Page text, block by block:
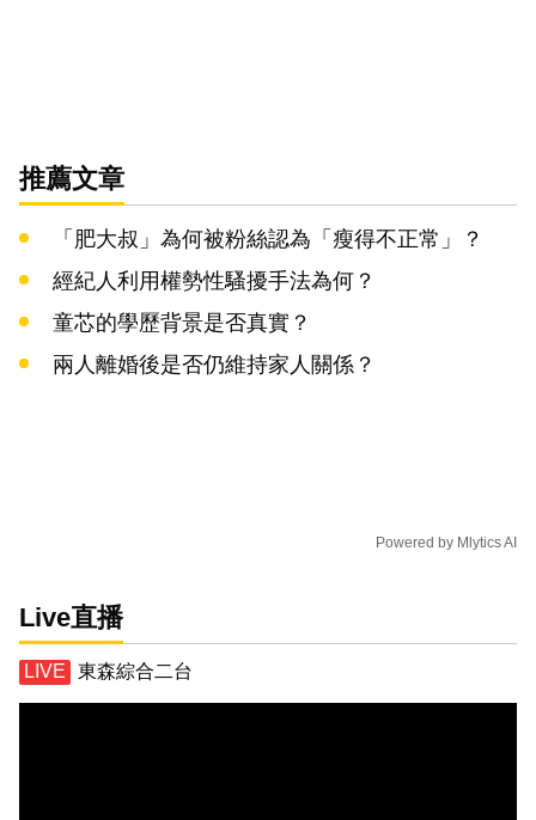
推薦文章
「肥大叔」為何被粉絲認為「瘦得不正常」？
經紀人利用權勢性騷擾手法為何？
童芯的學歷背景是否真實？
兩人離婚後是否仍維持家人關係？
Powered by Mlytics AI
Live直播
東森綜合二台